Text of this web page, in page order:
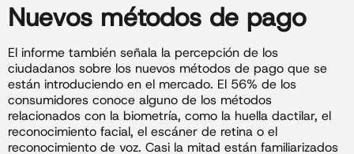
Nuevos métodos de pago
El informe también señala la percepción de los
ciudadanos sobre los nuevos métodos de pago que se
están introduciendo en el mercado. El 56% de los
consumidores conoce alguno de los métodos
relacionados con la biometría, como la huella dactilar, el
reconocimiento facial, el escáner de retina o el
reconocimiento de voz. Casi la mitad están familiarizados